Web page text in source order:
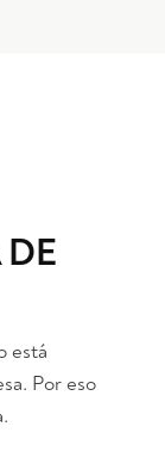
está
Por eso